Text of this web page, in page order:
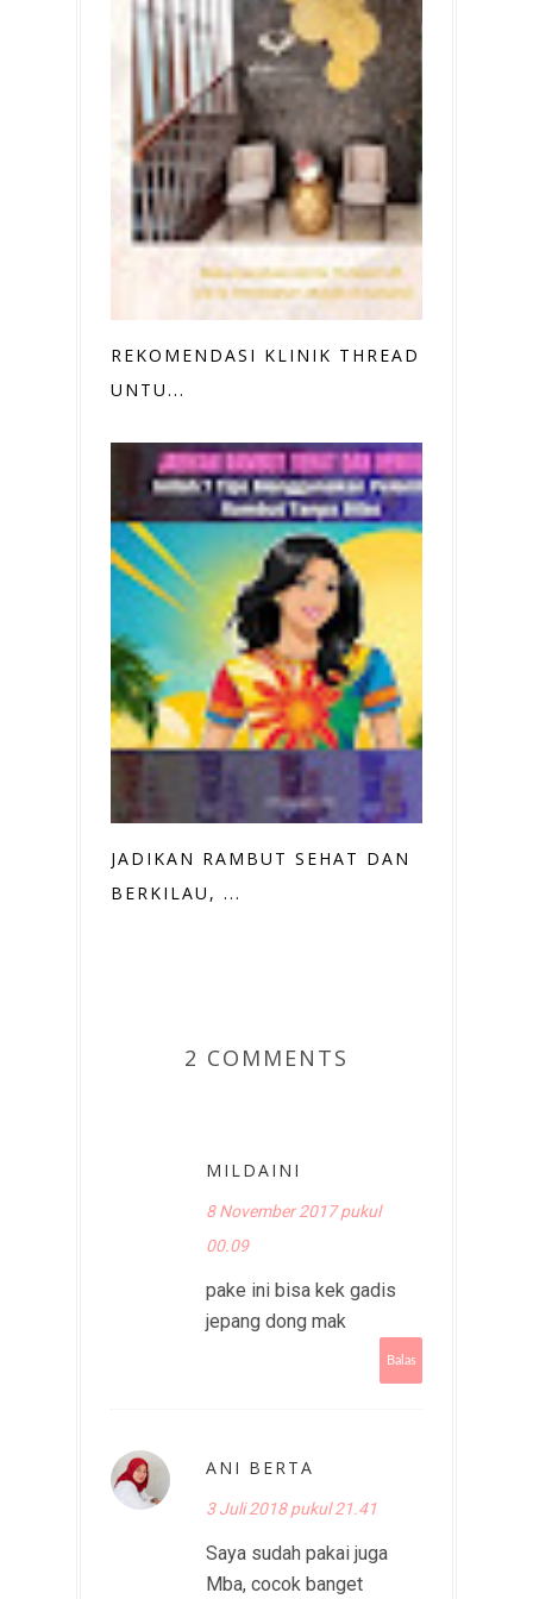
REKOMENDASI KLINIK THREAD LIFT
UNTU...
JADIKAN RAMBUT SEHAT DAN
BERKILAU, ...
2 COMMENTS
MILDAINI
8 November 2017 pukul
00.09
pake ini bisa kek gadis
jepang dong mak
Balas
ANI BERTA
3 Juli 2018 pukul 21.41
Saya sudah pakai juga
Mba, cocok banget